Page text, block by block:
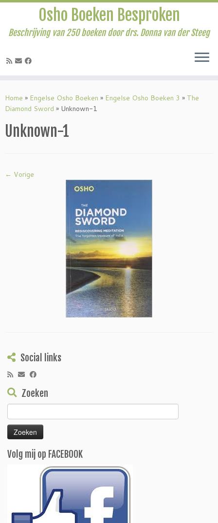
naar
inhoud
Osho Boeken Besproken
Beschrijving van 250 boeken door drs. Donna van der Steeg
Home » Engelse Osho Boeken » Engelse Osho Boeken 3 » The
Diamond Sword » Unknown-1
Unknown-1
← Vorige
Social links
Zoeken
naar:
Volg mij op FACEBOOK